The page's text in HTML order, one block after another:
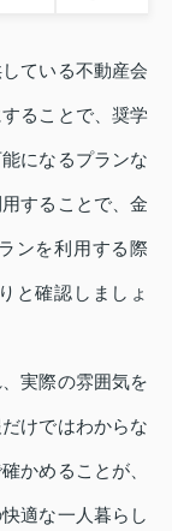
ている不動産会
ることで、奨学
になるプランな
することで、金
ンを利用する際
と確認しましょ
実際の雰囲気を
けではわからな
かめることが、
適な一人暮らし